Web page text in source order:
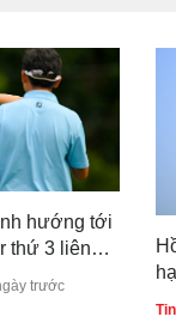
hướng tới
thứ 3 liên
trước